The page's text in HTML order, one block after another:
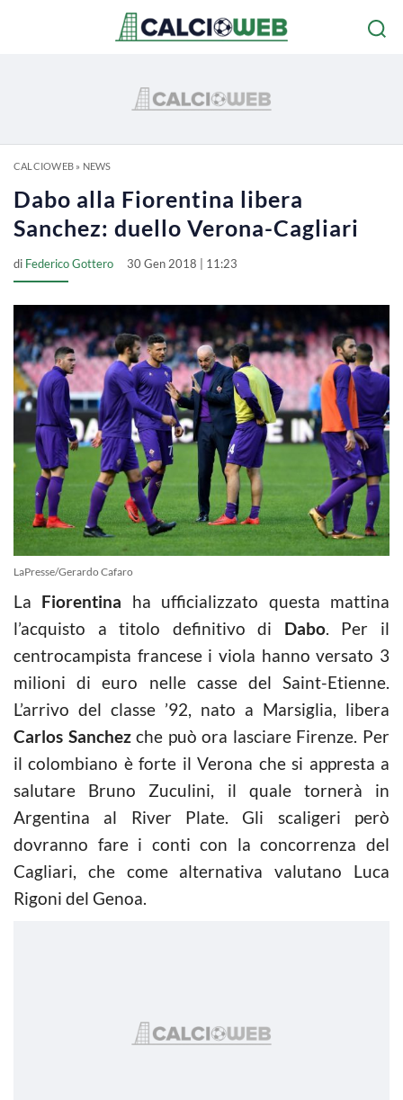
CALCIOWEB» NEWS
Dabo alla Fiorentina libera
Sanchez: duello Verona-Cagliari
di Federico Gottero 30 Gen 2018 | 11:23
LaPresse/Gerardo Cafaro
La Fiorentina ha ufficializzato questa mattina
l’acquisto a titolo definitivo di Dabo. Per il
centrocampista francese i viola hanno versato 3
milioni di euro nelle casse del Saint-Etienne.
L’arrivo del classe ’92, nato a Marsiglia, libera
Carlos Sanchezche può ora lasciare Firenze. Per
il colombiano è forte il Verona che si appresta a
salutare Bruno Zuculini, il quale tornerà in
Argentina al River Plate. Gli scaligeri però
dovranno fare i conti con la concorrenza del
Cagliari, che come alternativa valutano Luca
Rigoni del Genoa.